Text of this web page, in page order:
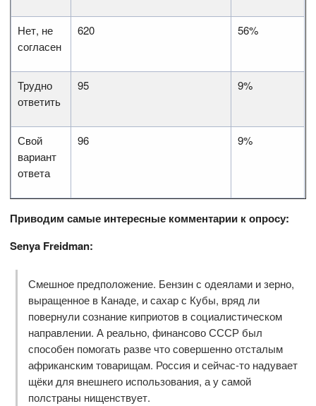
Нет, не
согласен
620 56%
Трудно
ответить
95 9%
Свой
вариант
ответа
96 9%
Приводим самые интересные комментарии к опросу:
Senya Freidman:
Смешное предположение. Бензин с одеялами и зерно,
выращенное в Канаде, и сахар с Кубы, вряд ли
повернули сознание киприотов в социалистическом
направлении. А реально, финансово СССР был
способен помогать разве что совершенно отсталым
африканским товарищам. Россия и сейчас-то надувает
щёки для внешнего использования, а у самой
полстраны нищенствует.